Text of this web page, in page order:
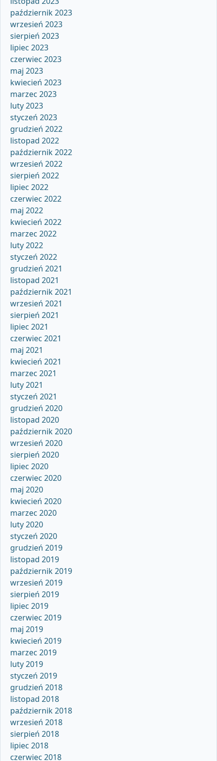
październik 2023
wrzesień 2023
sierpień 2023
lipiec 2023
czerwiec 2023
maj 2023
kwiecień 2023
marzec 2023
luty 2023
styczeń 2023
grudzień 2022
listopad 2022
październik 2022
wrzesień 2022
sierpień 2022
lipiec 2022
czerwiec 2022
maj 2022
kwiecień 2022
marzec 2022
luty 2022
styczeń 2022
grudzień 2021
listopad 2021
październik 2021
wrzesień 2021
sierpień 2021
lipiec 2021
czerwiec 2021
maj 2021
kwiecień 2021
marzec 2021
luty 2021
styczeń 2021
grudzień 2020
listopad 2020
październik 2020
wrzesień 2020
sierpień 2020
lipiec 2020
czerwiec 2020
maj 2020
kwiecień 2020
marzec 2020
luty 2020
styczeń 2020
grudzień 2019
listopad 2019
październik 2019
wrzesień 2019
sierpień 2019
lipiec 2019
czerwiec 2019
maj 2019
kwiecień 2019
marzec 2019
luty 2019
styczeń 2019
grudzień 2018
listopad 2018
październik 2018
wrzesień 2018
sierpień 2018
lipiec 2018
czerwiec 2018